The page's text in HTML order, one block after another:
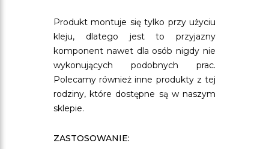
Produkt montuje się tylko przy użyciu
kleju, dlatego jest to przyjazny
komponent nawet dla osób nigdy nie
wykonujących podobnych prac.
Polecamy również inne produkty z tej
rodziny, które dostępne są w naszym
sklepie.
ZASTOSOWANIE: